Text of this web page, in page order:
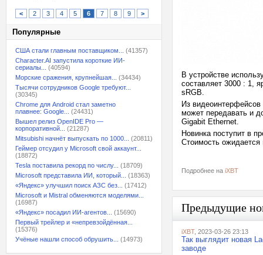
< 2 3 4 5 6 7 8 9 >
Популярные
США стали главным поставщиком...
(41357)
Character.AI запустила короткие ИИ-
сериалы...
(40594)
Морские сражения, крупнейшая...
(34434)
Тысячи сотрудников Google требуют...
(30345)
Chrome для Android стал заметно
плавнее: Google...
(24431)
Вышел релиз OpenIDE Pro —
корпоративной...
(21287)
Mitsubishi начнёт выпускать по 1000...
(20811)
Геймер отсудил у Microsoft свой аккаунт...
(18872)
Tesla поставила рекорд по числу...
(18709)
Microsoft представила ИИ, который...
(18363)
«Яндекс» улучшил поиск АЗС без...
(17412)
Microsoft и Mistral обменяются моделями...
(16987)
«Яндекс» посадил ИИ-агентов...
(15690)
Первый трейлер и «непревзойдённая...
(15376)
Учёные нашли способ обрушить...
(14973)
В устройстве
составляет 3000 : 1,
sRGB.
Из
может передавать и
Gigabit Ethernet.
Новинка поступит в
Стоимость
Подробнее на iXBT
Предыдущие
iXBT, 2023-03-26 23:13
Так выглядит новая
заводе